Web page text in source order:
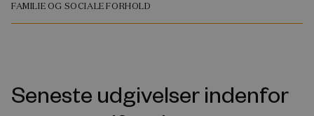
FAMILIE OG SOCIALE FORHOLD
Seneste udgivelser indenfor